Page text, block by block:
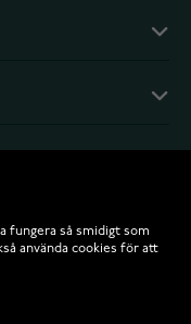
fungera så smidigt som
använda cookies för att